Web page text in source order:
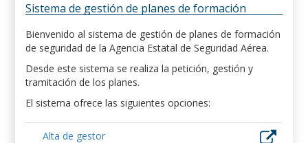
Sistema de gestión de planes de formación
Bienvenido al sistema de gestión de planes de formación
de seguridad de la Agencia Estatal de Seguridad Aérea.
Desde este sistema se realiza la petición, gestión y
tramitación de los planes.
El sistema ofrece las siguientes opciones:
Alta de gestor